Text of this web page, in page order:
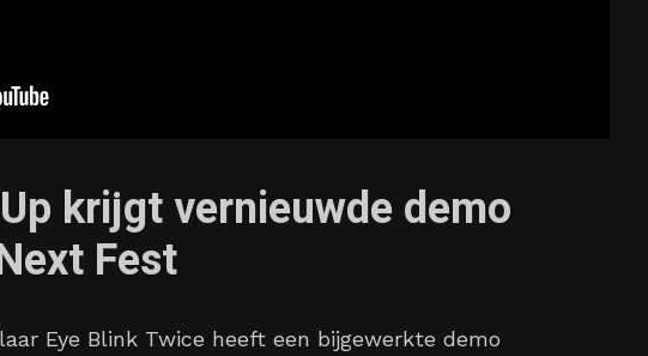
krijgt vernieuwde demo
Fest
Eye Blink Twice heeft een bijgewerkte demo